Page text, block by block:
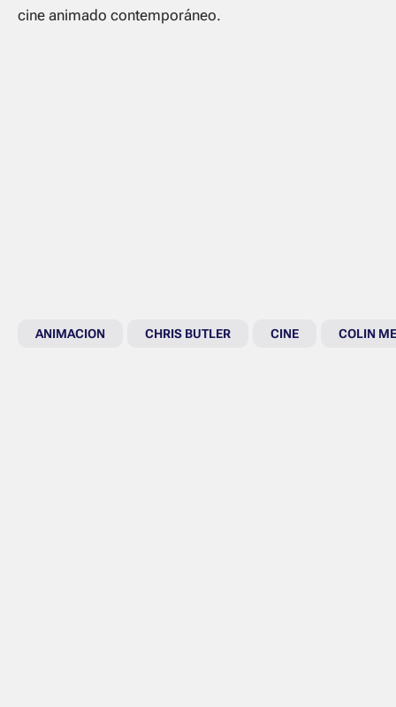
cine animado contemporáneo.
ANIMACION CHRIS BUTLER CINE COLIN